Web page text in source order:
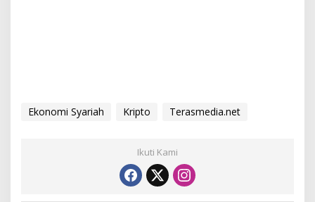
Ekonomi Syariah Kripto Terasmedia.net
Ikuti Kami